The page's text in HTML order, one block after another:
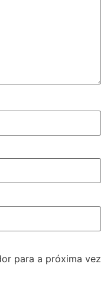
para a próxima vez